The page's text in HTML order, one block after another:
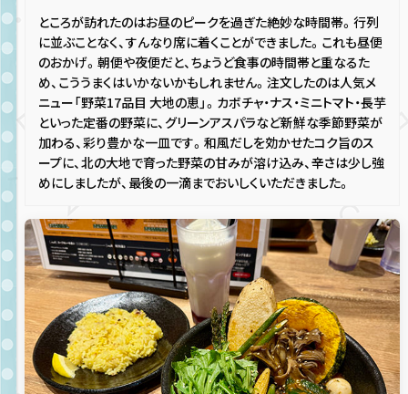
ところが訪れたのはお昼のピークを過ぎた絶妙な時間帯。行列
に並ぶことなく、すんなり席に着くことができました。これも昼便
のおかげ。朝便や夜便だと、ちょうど食事の時間帯と重なるた
め、こううまくはいかないかもしれません。注文したのは人気メ
ニュー「野菜17品目 大地の恵」。カボチャ・ナス・ミニトマト・長芋
といった定番の野菜に、グリーンアスパラなど新鮮な季節野菜が
加わる、彩り豊かな一皿です。和風だしを効かせたコク旨のス
ープに、北の大地で育った野菜の甘みが溶け込み、辛さは少し強
めにしましたが、最後の一滴までおいしくいただきました。